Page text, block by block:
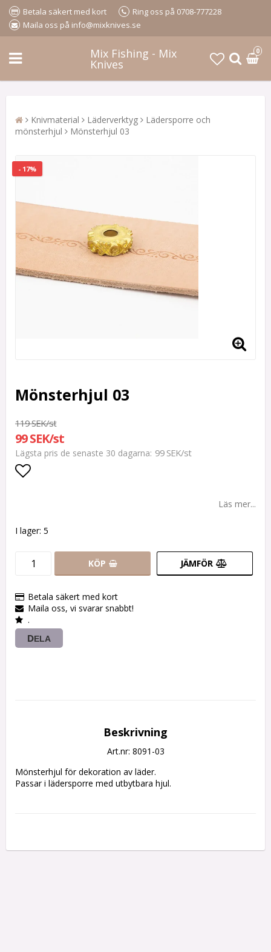
Betala säkert med kort
Ring oss på 0708-777228
Maila oss på info@mixknives.se
Mix Fishing - Mix
Knives
0
Knivmaterial Läderverktyg
Lädersporre och
mönsterhjul
Mönsterhjul 03
- 17%
Mönsterhjul 03
119 SEK/st
99 SEK/st
Lägsta pris de senaste 30 dagarna 99 SEK/st
Läs mer...
I lager: 5
KÖP JÄMFÖR
Betala säkert med kort
Maila oss, vi svarar snabbt!
.
DELA
Beskrivning
Art.nr: 8091-03
Mönsterhjul för dekoration av läder.
Passar i lädersporre med utbytbara hjul.